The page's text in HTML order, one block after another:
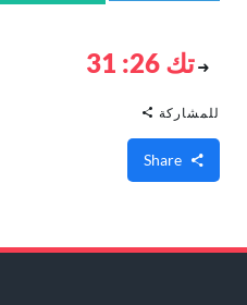
تك 26: 31
للمشاركة